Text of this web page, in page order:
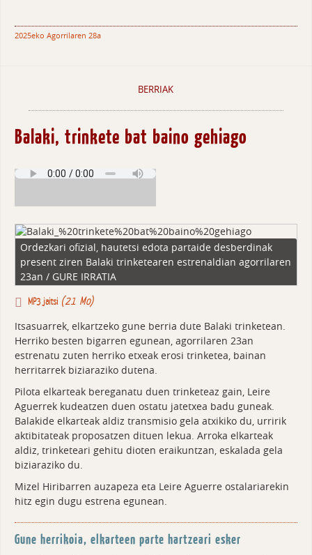
2025eko Agorrilaren 28a
BERRIAK
Balaki, trinkete bat baino gehiago
Ordezkari ofizial, hautetsi edota partaide desberdinak
present ziren Balaki trinketearen estrenaldian agorrilaren
23an / GURE IRRATIA
MP3 jaitsi (21 Mo)
Itsasuarrek, elkartzeko gune berria dute Balaki trinketean.
Herriko besten bigarren egunean, agorrilaren 23an
estrenatu zuten herriko etxeak erosi trinketea, bainan
herritarrek biziaraziko dutena.
Pilota elkarteak bereganatu duen trinketeaz gain, Leire
Aguerrek kudeatzen duen ostatu jatetxea badu guneak.
Balakide elkarteak aldiz transmisio gela atxikiko du, urririk
aktibitateak proposatzen dituen lekua. Arroka elkarteak
aldiz, trinketeari gehitu dioten eraikuntzan, eskalada gela
biziaraziko du.
Mizel Hiribarren auzapeza eta Leire Aguerre ostalariarekin
hitz egin dugu estrena egunean.
Gune herrikoia, elkarteen parte hartzeari esker